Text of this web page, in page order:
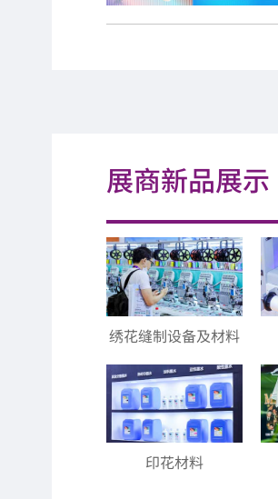
展商新品展示
绣花缝制设备及材料
印花材料